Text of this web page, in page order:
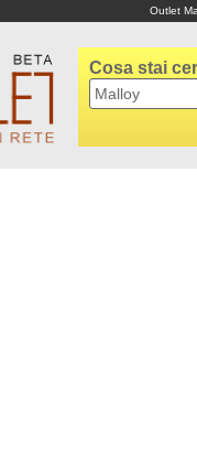
Outlet
Cosa stai